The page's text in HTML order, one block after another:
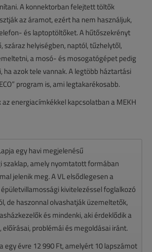
A konnektorban felejtett töltők
az áramot, ezért ha nem használjuk,
és laptoptöltőket. A hűtőszekrényt
száraz helyiségben, naptól, tűzhelytől,
a mosó- és mosogatógépet pedig
ha azok tele vannak. A legtöbb háztartási
program is, ami legtakarékosabb.
energiacímkékkel kapcsolatban a MEKH
egy havi megjelenésű
szaklap, amely nyomtatott formában
jelenik meg. A VL elsődlegesen a
kivitelezéssel foglalkozó
de haszonnal olvashatják üzemeltetők,
és mindenki, aki érdeklődik a
problémái és megoldásai iránt.
egy évre 12 990 Ft, amelyért 10 lapszámot